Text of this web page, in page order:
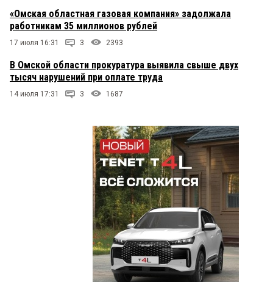
«Омская областная газовая компания» задолжала
работникам 35 миллионов рублей
17 июля 16:31 3 2393
В Омской области прокуратура выявила свыше двух
тысяч нарушений при оплате труда
14 июля 17:31 3 1687